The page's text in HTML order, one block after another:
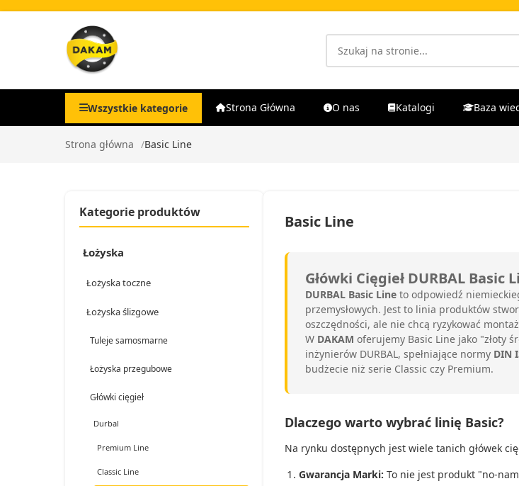
Wszystkie kategorie Strona Główna O nas Katalogi Baza
Strona główna Basic Line
Kategorie produktów
Łożyska
Łożyska toczne
Łożyska ślizgowe
Tuleje samosmarne
Łożyska przegubowe
Główki cięgieł
Durbal
Premium Line
Classic Line
Basic Line
Główki Cięgieł DURBAL
DURBAL Basic Line to odpowiedź
przemysłowych. Jest to linia produktów
oszczędności, ale nie chcą ryzykować
W DAKAM oferujemy Basic Line jako "złoty
inżynierów DURBAL, spełniające normy DIN
budżecie niż serie Classic czy Premium.
Dlaczego warto wybrać linię Basic?
Na rynku dostępnych jest wiele tanich główek
Gwarancja Marki: To nie jest produkt "no-